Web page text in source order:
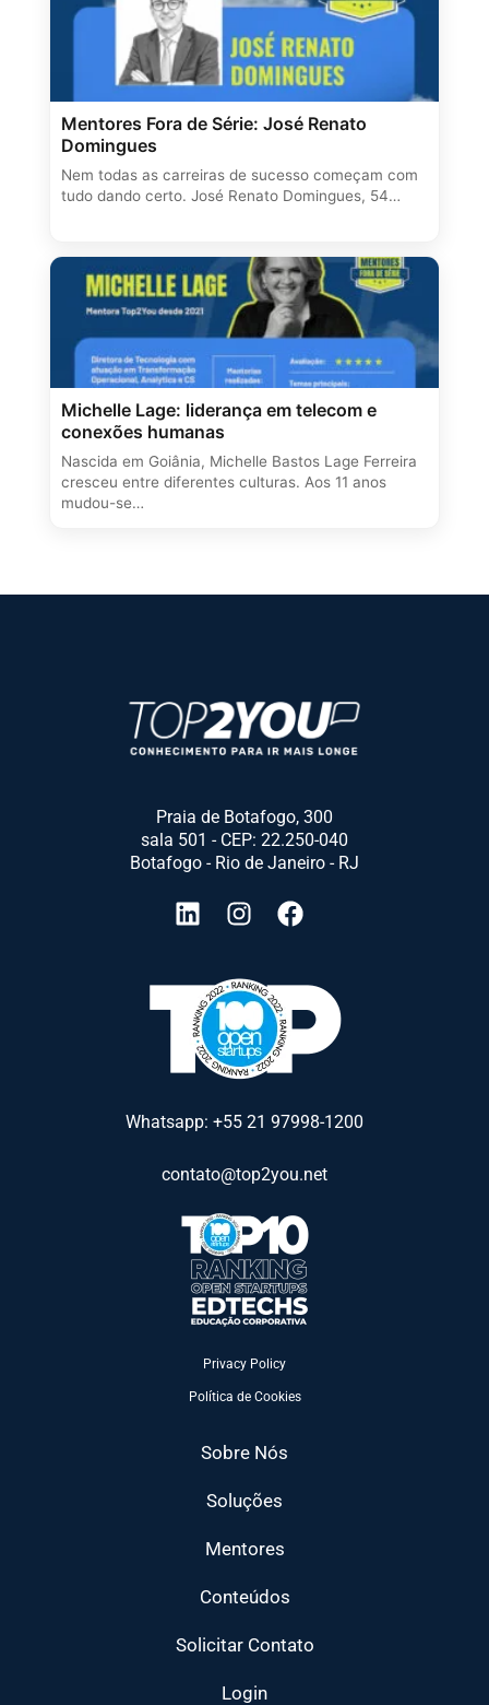
Mentores Fora de Série: José Renato
Domingues
Nem todas as carreiras de sucesso começam com
tudo dando certo. José Renato Domingues, 54…
Michelle Lage: liderança em telecom e
conexões humanas
Nascida em Goiânia, Michelle Bastos Lage Ferreira
cresceu entre diferentes culturas. Aos 11 anos
mudou-se…
Praia de Botafogo, 300
sala 501 - CEP: 22.250-040
Botafogo - Rio de Janeiro - RJ
Whatsapp: +55 21 97998-1200
contato@top2you.net
Privacy Policy
Política de Cookies
Sobre Nós
Soluções
Mentores
Conteúdos
Solicitar Contato
Login